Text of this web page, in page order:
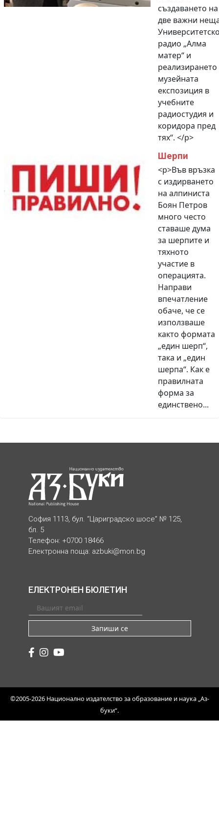
създаването на
две важни
радио „Алма
матер“ и
реализирането
музейната
експозиция в
учебните
радиостудия и
коридора пред
тях“. </p>
Шерпи
<p>Във връзка
с издирването
на алпиниста
Боян Петров
много често
ставаше дума
за шерпите и
тяхното
участие в
операцията.
Направи
впечатление
обаче, че се
използваше
както формата
„един шерп“,
така и „един
шерпа“. Как е
правилната
форма за
единствено...
София 1113, бул. “Цариградско шосе” № 125,
бл. 5
Телефон: +0700 18466
Електронна поща: azbuki@mon.bg
ЕЛЕКТРОНЕН БЮЛЕТИН
Запиши се
©2005-2026 Национално издателство за образование и наука „Аз-
буки“.